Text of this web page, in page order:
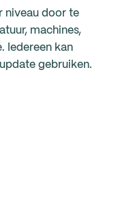
niveau door te
machines,
Iedereen kan
gebruiken.